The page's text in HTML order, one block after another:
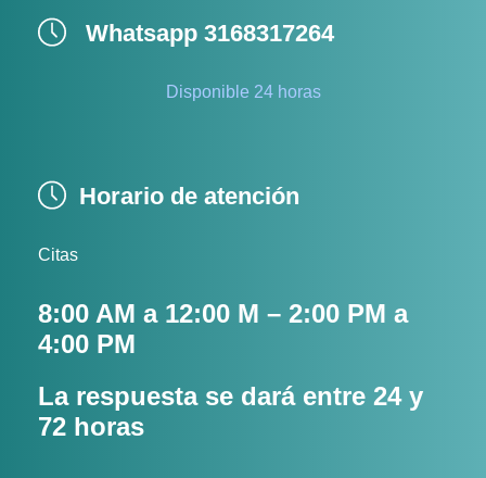
Whatsapp 3168317264
Disponible 24 horas
Horario de atención
Citas
8:00 AM a 12:00 M – 2:00 PM a
4:00 PM
La respuesta se dará entre 24 y
72 horas